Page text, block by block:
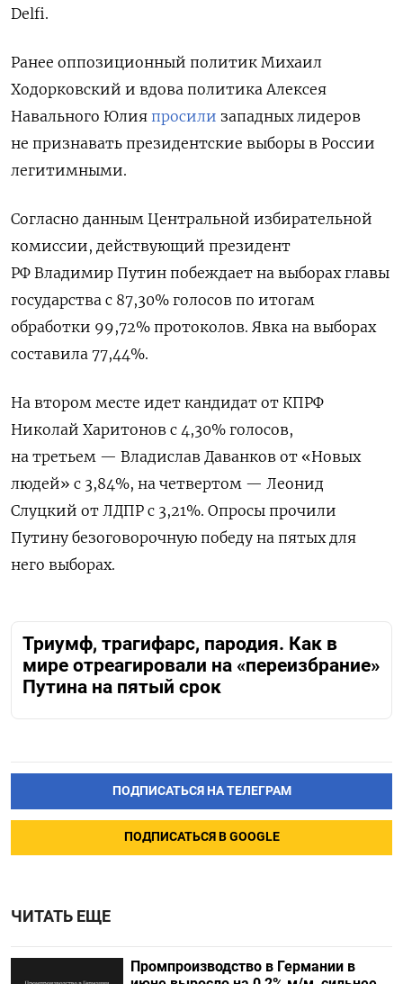
Delfi.
Ранее оппозиционный политик Михаил
Ходорковский и вдова политика Алексея
Навального Юлия просили западных лидеров
не признавать президентские выборы в России
легитимными.
Согласно данным Центральной избирательной
комиссии, действующий президент
РФ Владимир Путин побеждает на выборах главы
государства с 87,30% голосов по итогам
обработки 99,72% протоколов. Явка на выборах
составила 77,44%.
На втором месте идет кандидат от КПРФ
Николай Харитонов с 4,30% голосов,
на третьем — Владислав Даванков от «Новых
людей» с 3,84%, на четвертом — Леонид
Слуцкий от ЛДПР с 3,21%. Опросы прочили
Путину безоговорочную победу на пятых для
него выборах.
Триумф, трагифарс, пародия. Как в
мире отреагировали на «переизбрание»
Путина на пятый срок
ПОДПИСАТЬСЯ НА ТЕЛЕГРАМ
ПОДПИСАТЬСЯ В GOOGLE
ЧИТАТЬ ЕЩЕ
Промпроизводство в Германии в